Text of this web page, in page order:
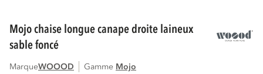
mojo chaise longue canape droite laineux
sable foncé
MarqueWOOOD Gamme
mojo